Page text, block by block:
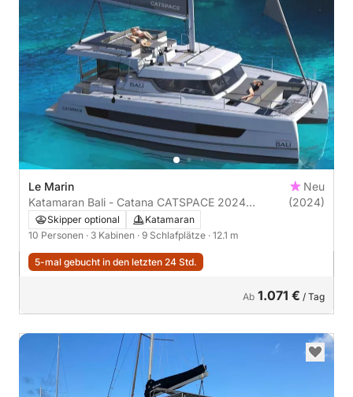
Le Marin
Neu
Katamaran Bali - Catana CATSPACE 2024
VERSION PROPRIETAIRE 12m
(2024)
Skipper optional
Katamaran
10 Personen · 3 Kabinen · 9 Schlafplätze · 12.1 m
5-mal gebucht in den letzten 24 Std.
Ab 1.071 € / Tag